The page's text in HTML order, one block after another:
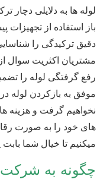
لوله ها به دلایلی دچار
باز استفاده از
دقیق ترکیدگی را
مشتریان اکثریت سوال
رفع گرفتگی لوله را
موفق به بازکردن لوله
نخواهیم گرفت و هزینه
های خود را به صورت
میکنیم تا خیال شما
چگونه به شرکت